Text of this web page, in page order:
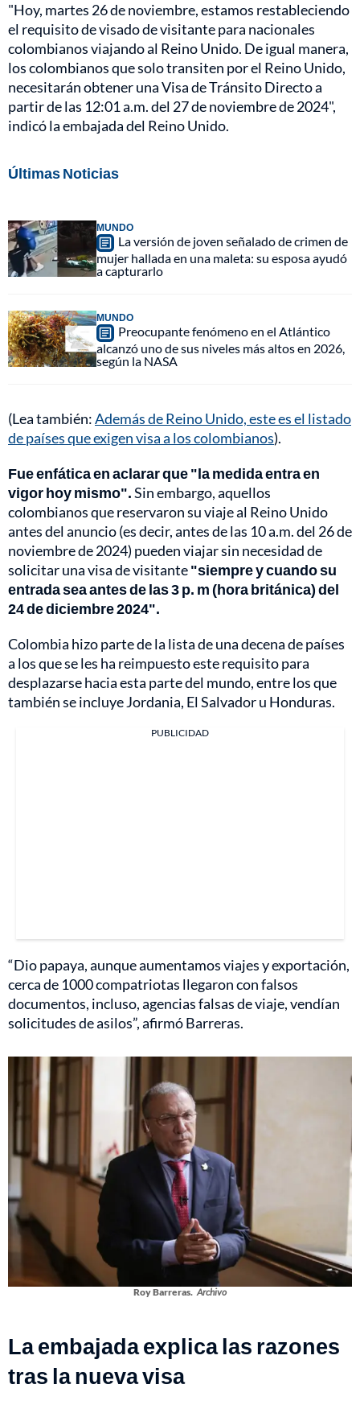
"Hoy, martes 26 de noviembre, estamos restableciendo
el requisito de visado de visitante para nacionales
colombianos viajando al Reino Unido. De igual manera,
los colombianos que solo transiten por el Reino Unido,
necesitarán obtener una Visa de Tránsito Directo a
partir de las 12:01 a.m. del 27 de noviembre de 2024",
indicó la embajada del Reino Unido.
Últimas Noticias
MUNDO
La versión de joven señalado de crimen de
mujer hallada en una maleta: su esposa ayudó
a capturarlo
MUNDO
Preocupante fenómeno en el Atlántico
alcanzó uno de sus niveles más altos en 2026,
según la NASA
(Lea también:Además de Reino Unido, este es el listado
de países que exigen visa a los colombianos).
Fue enfática en aclarar que "la medida entra en
vigor hoy mismo".Sin embargo, aquellos
colombianos que reservaron su viaje al Reino Unido
antes del anuncio (es decir, antes de las 10 a.m. del 26 de
noviembre de 2024) pueden viajar sin necesidad de
solicitar una visa de visitante"siempre y cuando su
entrada sea antes de las 3 p. m (hora británica) del
24 de diciembre 2024".
Colombia hizo parte de la lista de una decena de países
a los que se les ha reimpuesto este requisito para
desplazarse hacia esta parte del mundo, entre los que
también se incluye Jordania, El Salvador u Honduras.
PUBLICIDAD
“Dio papaya, aunque aumentamos viajes y exportación,
cerca de 1000 compatriotas llegaron con falsos
documentos, incluso, agencias falsas de viaje, vendían
solicitudes de asilos”, afirmó Barreras.
Roy Barreras. Archivo
La embajada explica las razones
tras la nueva visa